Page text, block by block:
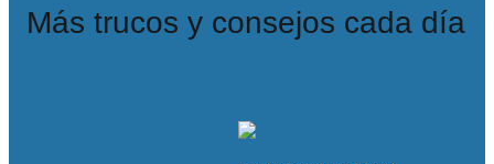
Más trucos y consejos cada día